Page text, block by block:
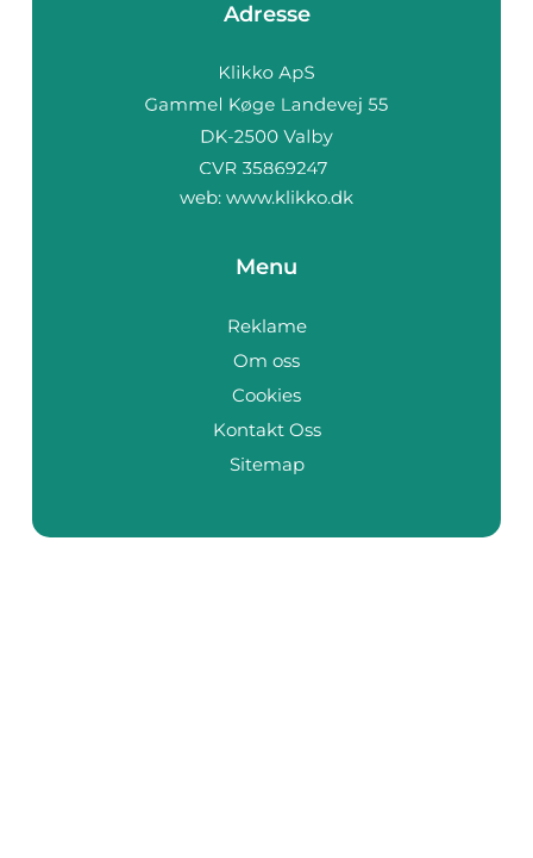
Adresse
web: www.klikko.dk
Menu
Reklame
Om oss
Cookies
Kontakt Oss
Sitemap